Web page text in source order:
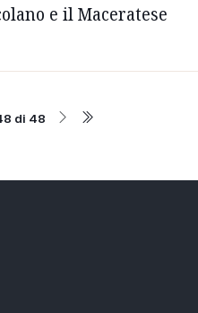
e il Maceratese
di 48